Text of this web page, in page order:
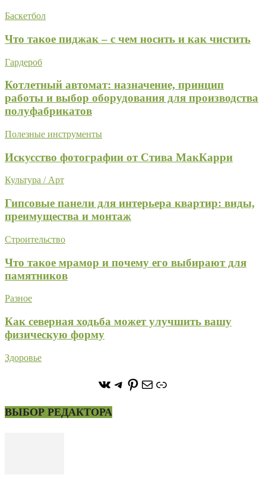
Баскетбол
Что такое пиджак – с чем носить и как чистить
Гардероб
Котлетный автомат: назначение, принцип
работы и выбор оборудования для производства
полуфабрикатов
Полезные инструменты
Искусство фотографии от Стива МакКарри
Культура / Арт
Гипсовые панели для интерьера квартир: виды,
преимущества и монтаж
Строительство
Что такое мрамор и почему его выбирают для
памятников
Разное
Как северная ходьба может улучшить вашу
физическую форму
Здоровье
https://vk.com/
https://t.me/stoneforest
https://
ПочтаСсылка
ВЫБОР РЕДАКТОРА